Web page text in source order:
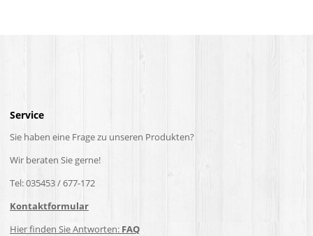
Service
Sie haben eine Frage zu unseren Produkten?
Wir beraten Sie gerne!
Tel: 035453 / 677-172
Kontaktformular
Hier finden Sie Antworten: FAQ